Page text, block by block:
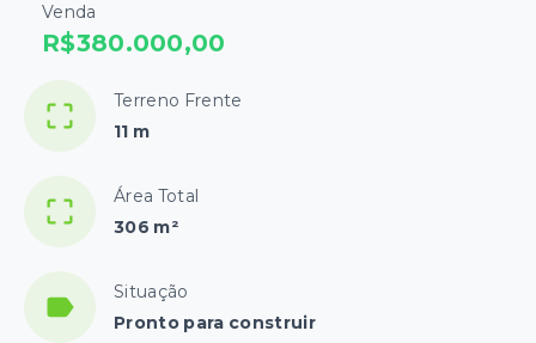
Venda
R$380.000,00
Terreno Frente
11 m
Área Total
306 m²
Situação
Pronto para construir